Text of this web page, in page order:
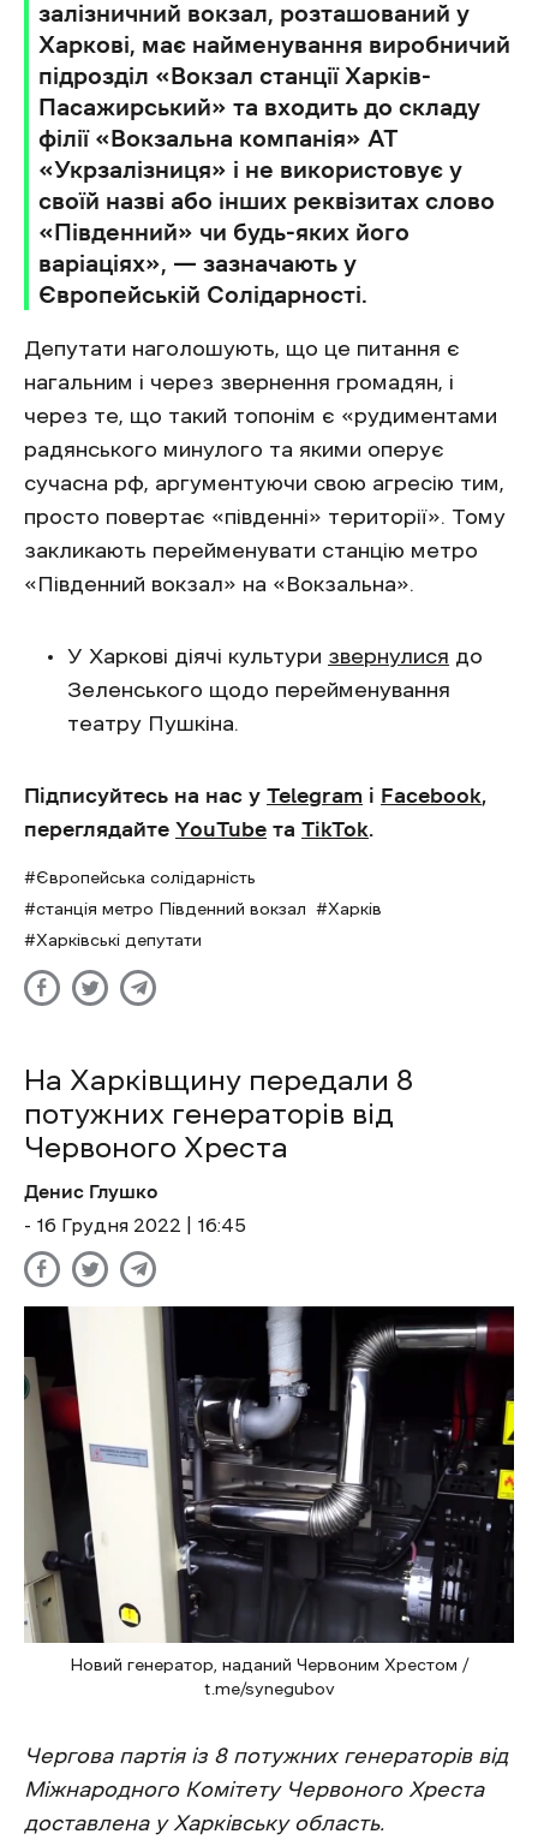
залізничний вокзал, розташований у
Харкові, має найменування виробничий
підрозділ «Вокзал станції Харків-
Пасажирський» та входить до складу
філії «Вокзальна компанія» АТ
«Укрзалізниця» і не використовує у
своїй назві або інших реквізитах слово
«Південний» чи будь-яких його
варіаціях», — зазначають у
Європейській Солідарності.
Депутати наголошують, що це питання є
нагальним і через звернення громадян, і
через те, що такий топонім є «рудиментами
радянського минулого та якими оперує
сучасна рф, аргументуючи свою агресію тим,
просто повертає «південні» території». Тому
закликають перейменувати станцію метро
«Південний вокзал» на «Вокзальна».
У Харкові діячі культури звернулися до
Зеленського щодо перейменування
театру Пушкіна.
Підписуйтесь на нас у Telegram і Facebook,
переглядайте YouTube та TikTok.
Європейська солідарність
станція метро Південний вокзал
Харків
Харківські депутати
На Харківщину передали 8
потужних генераторів від
Червоного Хреста
Денис Глушко
- 16 Грудня 2022 | 16:45
Новий генератор, наданий Червоним Хрестом /
t.me/synegubov
Чергова партія із 8 потужних генераторів від
Міжнародного Комітету Червоного Хреста
доставлена у Харківську область.